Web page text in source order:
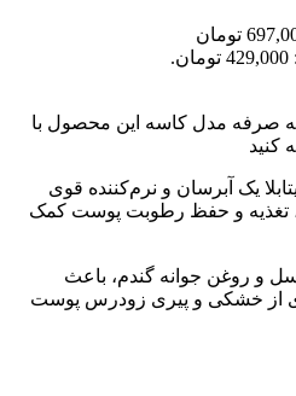
قیمت اصلی: 697,000 تومان
صرفه مدل کاسه این محصول با
کنید
یک آبرسان و نرم‌کننده قوی
تغذیه و حفظ رطوبت پوست کمک
و روغن جوانه گندم، باعث
از خشکی و پیری زودرس پوست